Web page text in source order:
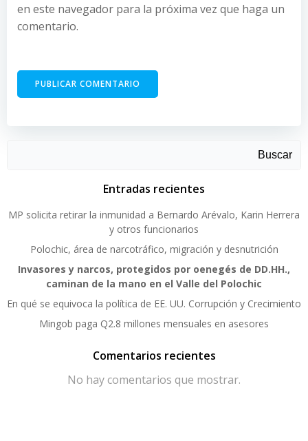
en este navegador para la próxima vez que haga un
comentario.
Buscar
Entradas recientes
MP solicita retirar la inmunidad a Bernardo Arévalo, Karin Herrera
y otros funcionarios
Polochic, área de narcotráfico, migración y desnutrición
Invasores y narcos, protegidos por oenegés de DD.HH.,
caminan de la mano en el Valle del Polochic
En qué se equivoca la política de EE. UU. Corrupción y Crecimiento
Mingob paga Q2.8 millones mensuales en asesores
Comentarios recientes
No hay comentarios que mostrar.